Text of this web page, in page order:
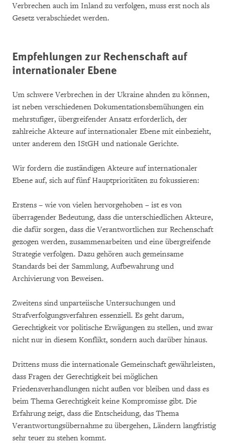
Verbrechen auch im Inland zu verfolgen, muss erst noch als
Gesetz verabschiedet werden.
Empfehlungen zur Rechenschaft auf
internationaler Ebene
Um schwere Verbrechen in der Ukraine ahnden zu können,
ist neben verschiedenen Dokumentationsbemühungen ein
mehrstufiger, übergreifender Ansatz erforderlich, der
zahlreiche Akteure auf internationaler Ebene mit einbezieht,
unter anderem den IStGH und nationale Gerichte.
Wir fordern die zuständigen Akteure auf internationaler
Ebene auf, sich auf fünf Hauptprioritäten zu fokussieren:
Erstens – wie von vielen hervorgehoben – ist es von
überragender Bedeutung, dass die unterschiedlichen Akteure,
die dafür sorgen, dass die Verantwortlichen zur Rechenschaft
gezogen werden, zusammenarbeiten und eine übergreifende
Strategie verfolgen. Dazu gehören auch gemeinsame
Standards bei der Sammlung, Aufbewahrung und
Archivierung von Beweisen.
Zweitens sind unparteiische Untersuchungen und
Strafverfolgungsverfahren essenziell. Es geht darum,
Gerechtigkeit vor politische Erwägungen zu stellen, und zwar
nicht nur in diesem Konflikt, sondern auch darüber hinaus.
Drittens muss die internationale Gemeinschaft gewährleisten,
dass Fragen der Gerechtigkeit bei möglichen
Friedensverhandlungen nicht außen vor bleiben und dass es
beim Thema Gerechtigkeit keine Kompromisse gibt. Die
Erfahrung zeigt, dass die Entscheidung, das Thema
Verantwortungsübernahme zu übergehen, Ländern langfristig
sehr teuer zu stehen kommt.